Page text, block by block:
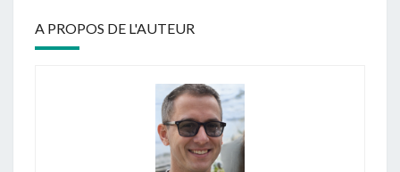
A PROPOS DE L'AUTEUR